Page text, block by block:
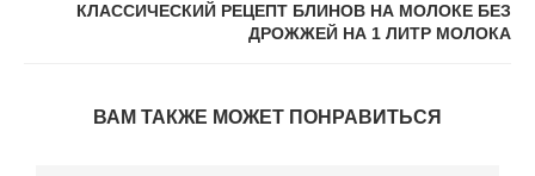
КЛАССИЧЕСКИЙ РЕЦЕПТ БЛИНОВ НА МОЛОКЕ БЕЗ
ДРОЖЖЕЙ НА 1 ЛИТР МОЛОКА
ВАМ ТАКЖЕ МОЖЕТ ПОНРАВИТЬСЯ